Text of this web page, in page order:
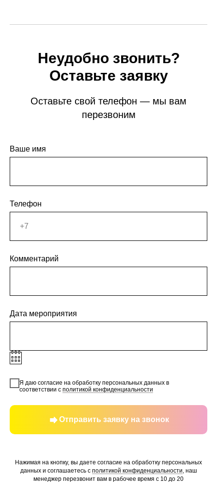
Неудобно звонить?
Оставьте заявку
Оставьте свой телефон — мы вам
перезвоним
Ваше имя
Телефон
Комментарий
Дата мероприятия
Я даю согласие на обработку персональных данных в
соответствии с политикой конфиденциальности
Отправить заявку на звонок
Нажимая на кнопку, вы даете согласие на обработку персональных
данных и соглашаетесь c политикой конфиденциальности, наш
менеджер перезвонит вам в рабочее время с 10 до 20